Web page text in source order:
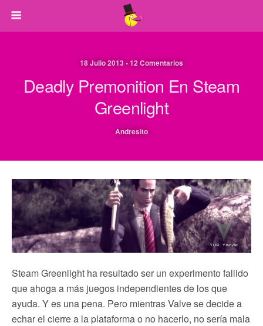
18 Julio 2013 • 12 Comentarios
Deadly Premonition En Steam
Greenlight
Andresito
Steam Greenlight ha resultado ser un experimento fallido
que ahoga a más juegos independientes de los que
ayuda. Y es una pena. Pero mientras Valve se decide a
echar el cierre a la plataforma o no hacerlo, no sería mala